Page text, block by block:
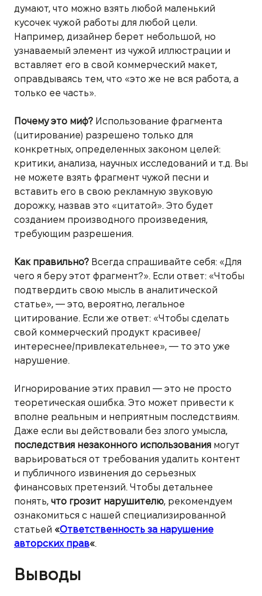
думают, что можно взять любой маленький
кусочек чужой работы для любой цели.
Например, дизайнер берет небольшой, но
узнаваемый элемент из чужой иллюстрации и
вставляет его в свой коммерческий макет,
оправдываясь тем, что «это же не вся работа, а
только ее часть».
Почему это миф? Использование фрагмента
(цитирование) разрешено только для
конкретных, определенных законом целей:
критики, анализа, научных исследований и т.д. Вы
не можете взять фрагмент чужой песни и
вставить его в свою рекламную звуковую
дорожку, назвав это «цитатой». Это будет
созданием производного произведения,
требующим разрешения.
Как правильно? Всегда спрашивайте себя: «Для
чего я беру этот фрагмент?». Если ответ: «Чтобы
подтвердить свою мысль в аналитической
статье», — это, вероятно, легальное
цитирование. Если же ответ: «Чтобы сделать
свой коммерческий продукт красивее/
интереснее/привлекательнее», — то это уже
нарушение.
Игнорирование этих правил — это не просто
теоретическая ошибка. Это может привести к
вполне реальным и неприятным последствиям.
Даже если вы действовали без злого умысла,
последствия незаконного использования могут
варьироваться от требования удалить контент
и публичного извинения до серьезных
финансовых претензий. Чтобы детальнее
понять, что грозит нарушителю, рекомендуем
ознакомиться с нашей специализированной
статьей «Ответственность за нарушение
авторских прав«.
Выводы